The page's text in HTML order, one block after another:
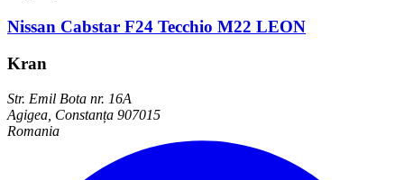
Nissan Cabstar F24 Tecchio M22 LEON
Kran
Str. Emil Bota nr. 16A
Agigea, Constanța 907015
Romania